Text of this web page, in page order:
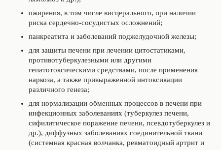
ожирения, в том числе висцерального, при наличии
риска сердечно-сосудистых осложнений;
панкреатита и заболеваний поджелудочной железы;
для защиты печени при лечении цитостатиками,
противотуберкулезными или другими
гепатотоксическими средствами, после применения
наркоза, а также привыраженной интоксикации
различного генеза;
для нормализации обменных процессов в печени при
инфекционных заболеваниях (туберкулез печени,
сифилитическое поражение печени, псевдотуберкулез и
др.), диффузных заболеваниях соединительной ткани
(системная красная волчанка, ревматоидный артрит и